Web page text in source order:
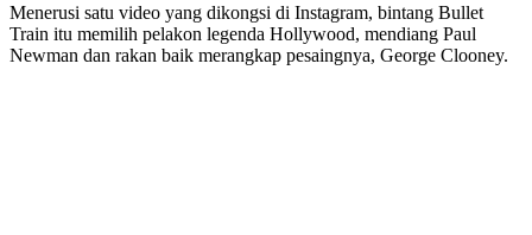
Menerusi satu video yang dikongsi di Instagram, bintang Bullet
Train itu memilih pelakon legenda Hollywood, mendiang Paul
Newman dan rakan baik merangkap pesaingnya, George Clooney.